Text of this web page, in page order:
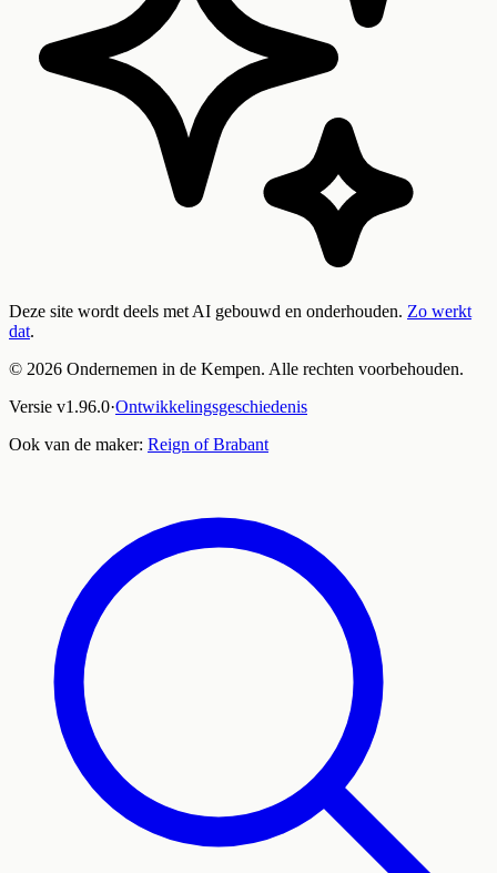
Deze site wordt deels met AI gebouwd en onderhouden. Zo werkt
dat.
© 2026 Ondernemen in de Kempen. Alle rechten voorbehouden.
Versie v1.96.0·Ontwikkelingsgeschiedenis
Ook van de maker: Reign of Brabant